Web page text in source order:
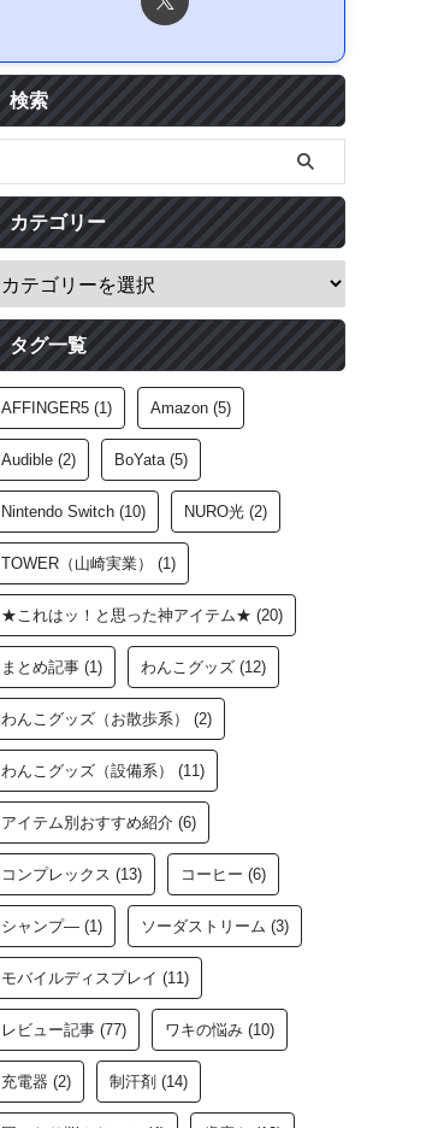
検索
カテゴリー
タグ一覧
AFFINGER5 (1) Amazon (5)
Audible (2) BoYata(5)
Nintendo Switch (10) NURO光 (2)
TOWER（山崎実業） (1)
★これはッ！と思った神アイテム★ (20)
まとめ記事 (1) わんこグッズ (12)
わんこグッズ（お散歩系） (2)
わんこグッズ（設備系） (11)
アイテム別おすすめ紹介 (6)
コンプレックス (13) コーヒー (6)
シャンプ― (1) ソーダストリーム (3)
モバイルディスプレイ (11)
レビュー記事 (77) ワキの悩み (10)
充電器 (2) 制汗剤 (14)